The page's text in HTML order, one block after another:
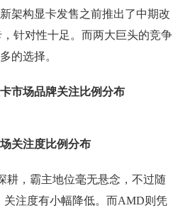
架构显卡发售之前推出了中期改
针对性十足。而两大巨头的竞争
的选择。
市场品牌关注比例分布
关注度比例分布
耕，霸主地位毫无悬念，不过随
注度有小幅降低。而AMD则凭